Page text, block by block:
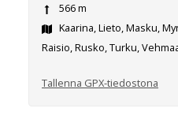
566 m
Kaarina, Lieto, Masku,
Raisio, Rusko, Turku,
Tallenna GPX-tiedostona